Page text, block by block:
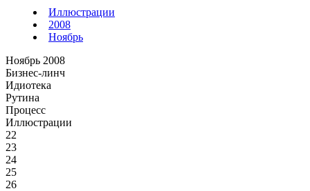
Иллюстрации
2008
Ноябрь
Ноябрь 2008
Бизнес-линч
Идиотека
Рутина
Процесс
Иллюстрации
22
23
24
25
26